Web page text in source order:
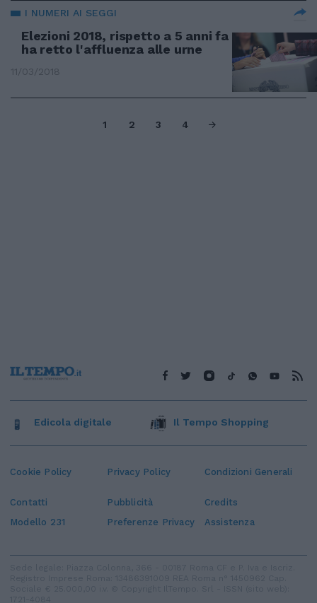
I NUMERI AI SEGGI
Elezioni 2018, rispetto a 5 anni fa
ha retto l'affluenza alle urne
11/03/2018
1 2 3 4
Cookie Policy Privacy Policy Condizioni Generali
Contatti Pubblicità
Credits
Modello 231
Preferenze Privacy Assistenza
Edicola digitale Il Tempo Shopping